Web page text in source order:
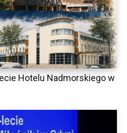
Hotelu Nadmorskiego w